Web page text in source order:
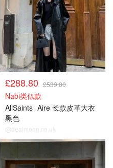
£288.80 £539.00
Nabi类似款
AllSaints Aire 长款皮革大衣
黑色
@dealmoon.co.uk